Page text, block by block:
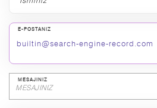
E-POSTANIZ
MESAJINIZ